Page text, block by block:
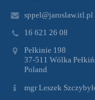
sppel@jaroslaw.itl.pl
16 621 26 08
Pełkinie 198
37-511 Wólka
Poland
mgr Leszek